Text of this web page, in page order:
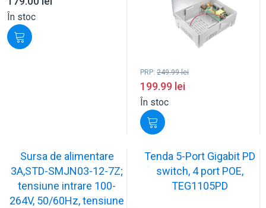
În stoc
PRP: 249.99lei
199.99 lei
În stoc
Sursa de alimentare
3A,STD-SMJN03-12-7Z;
tensiune intrare 100-
264V, 50/60Hz, tensiune
Tenda 5-Port Gigabit PD
switch, 4 port POE,
TEG1105PD